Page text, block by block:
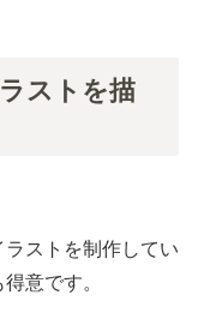
ストを描
ストを制作してい
意です。